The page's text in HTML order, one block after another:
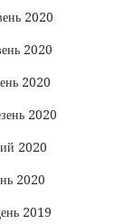
2020
2020
2020
2020
2020
2020
2019